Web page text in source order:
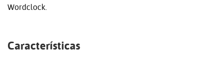
Wordclock.
Características